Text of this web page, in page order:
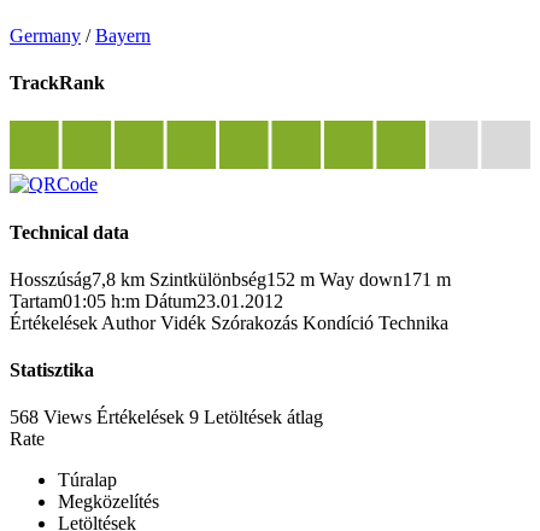
Germany /Bayern
TrackRank
Technical data
Hosszúság7,8 km Szintkülönbség152 m Way down171 m
Tartam01:05 h:m Dátum23.01.2012
Értékelések Author Vidék Szórakozás Kondíció Technika
Statisztika
568 Views Értékelések 9 Letöltések átlag
Rate
Túralap
Megközelítés
Letöltések